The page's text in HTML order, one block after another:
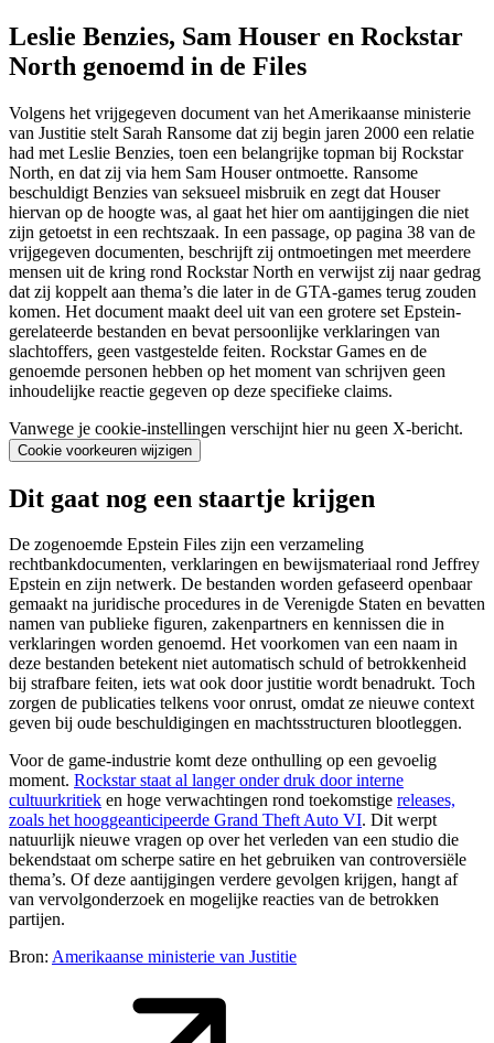
Leslie Benzies, Sam Houser en Rockstar
North genoemd in de Files
Volgens het vrijgegeven document van het Amerikaanse ministerie
van Justitie stelt Sarah Ransome dat zij begin jaren 2000 een relatie
had met Leslie Benzies, toen een belangrijke topman bij Rockstar
North, en dat zij via hem Sam Houser ontmoette. Ransome
beschuldigt Benzies van seksueel misbruik en zegt dat Houser
hiervan op de hoogte was, al gaat het hier om aantijgingen die niet
zijn getoetst in een rechtszaak. In een passage, op pagina 38 van de
vrijgegeven documenten, beschrijft zij ontmoetingen met meerdere
mensen uit de kring rond Rockstar North en verwijst zij naar gedrag
dat zij koppelt aan thema’s die later in de GTA-games terug zouden
komen. Het document maakt deel uit van een grotere set Epstein-
gerelateerde bestanden en bevat persoonlijke verklaringen van
slachtoffers, geen vastgestelde feiten. Rockstar Games en de
genoemde personen hebben op het moment van schrijven geen
inhoudelijke reactie gegeven op deze specifieke claims.
Vanwege je cookie-instellingen verschijnt hier nu geen X-bericht.
Cookie voorkeuren wijzigen
Dit gaat nog een staartje krijgen
De zogenoemde Epstein Files zijn een verzameling
rechtbankdocumenten, verklaringen en bewijsmateriaal rond Jeffrey
Epstein en zijn netwerk. De bestanden worden gefaseerd openbaar
gemaakt na juridische procedures in de Verenigde Staten en bevatten
namen van publieke figuren, zakenpartners en kennissen die in
verklaringen worden genoemd. Het voorkomen van een naam in
deze bestanden betekent niet automatisch schuld of betrokkenheid
bij strafbare feiten, iets wat ook door justitie wordt benadrukt. Toch
zorgen de publicaties telkens voor onrust, omdat ze nieuwe context
geven bij oude beschuldigingen en machtsstructuren blootleggen.
Voor de game-industrie komt deze onthulling op een gevoelig
moment. Rockstar staat al langer onder druk door interne
cultuurkritiek en hoge verwachtingen rond toekomstige releases,
zoals het hooggeanticipeerde Grand Theft Auto VI. Dit werpt
natuurlijk nieuwe vragen op over het verleden van een studio die
bekendstaat om scherpe satire en het gebruiken van controversiële
thema’s. Of deze aantijgingen verdere gevolgen krijgen, hangt af
van vervolgonderzoek en mogelijke reacties van de betrokken
partijen.
Bron: Amerikaanse ministerie van Justitie